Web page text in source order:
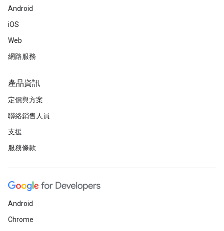
Android
iOS
Web
網路服務
產品資訊
定價與方案
聯絡銷售人員
支援
服務條款
Android
Chrome